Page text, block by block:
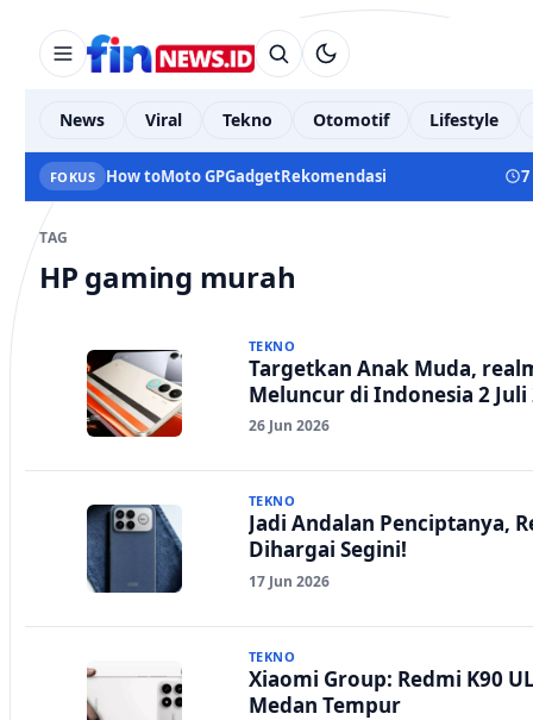
News Viral Tekno Otomotif Lifestyle
FOKUS How toMoto GPGadgetRekomendasi
TAG
HP gaming murah
TEKNO
Targetkan Anak Muda,
Meluncur di Indonesia 2 Juli
26 Jun 2026
TEKNO
Jadi Andalan Penciptanya,
Dihargai Segini!
17 Jun 2026
TEKNO
Xiaomi Group: Redmi K90
Medan Tempur